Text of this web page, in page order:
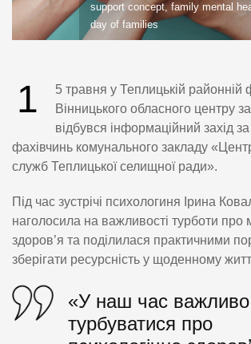
support concept, family mental
day of families
1
5 травня у Теплицькій районній
Вінницького обласного центру
відбувся інформаційний захід за
фахівчинь комунального закладу
служб Теплицької селищної ради».
Під час зустрічі психологиня Ірина
наголосила на важливості турботи про
здоров’я та поділилася практичними
зберігати ресурсність у щоденному
«У наш час важливо
турбуватися про